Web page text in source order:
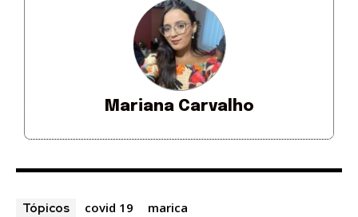
Mariana Carvalho
Tópicos covid 19 marica